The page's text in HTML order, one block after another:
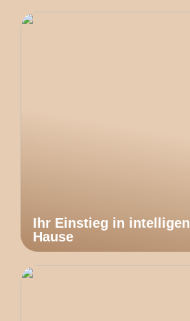
Ihr Einstieg in
Hause